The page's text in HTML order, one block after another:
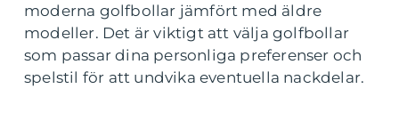
moderna golfbollar jämfört med äldre
modeller. Det är viktigt att välja golfbollar
som passar dina personliga preferenser och
spelstil för att undvika eventuella nackdelar.